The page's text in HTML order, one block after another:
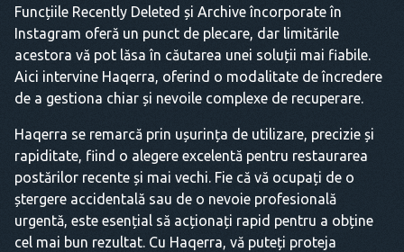
Funcțiile Recently Deleted și Archive încorporate în
Instagram oferă un punct de plecare, dar limitările
acestora vă pot lăsa în căutarea unei soluții mai fiabile.
Aici intervine Haqerra, oferind o modalitate de încredere
de a gestiona chiar și nevoile complexe de recuperare.
Haqerra se remarcă prin ușurința de utilizare, precizie și
rapiditate, fiind o alegere excelentă pentru restaurarea
postărilor recente și mai vechi. Fie că vă ocupați de o
ștergere accidentală sau de o nevoie profesională
urgentă, este esențial să acționați rapid pentru a obține
cel mai bun rezultat. Cu Haqerra, vă puteți proteja